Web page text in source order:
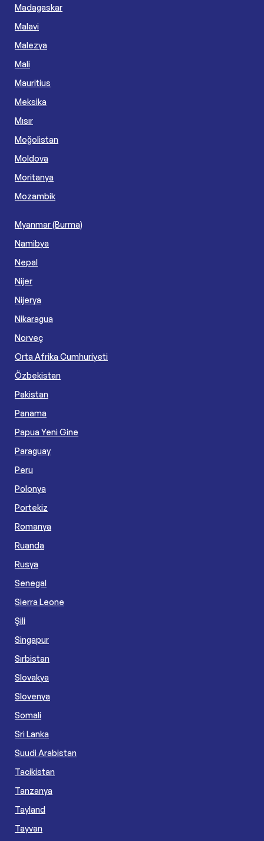
Madagaskar
Malavi
Malezya
Mali
Mauritius
Meksika
Mısır
Moğolistan
Moldova
Moritanya
Mozambik
Myanmar (Burma)
Namibya
Nepal
Nijer
Nijerya
Nikaragua
Norveç
Orta Afrika Cumhuriyeti
Özbekistan
Pakistan
Panama
Papua Yeni Gine
Paraguay
Peru
Polonya
Portekiz
Romanya
Ruanda
Rusya
Senegal
Sierra Leone
Şili
Singapur
Sırbistan
Slovakya
Slovenya
Somali
Sri Lanka
Suudi Arabistan
Tacikistan
Tanzanya
Tayland
Tayvan